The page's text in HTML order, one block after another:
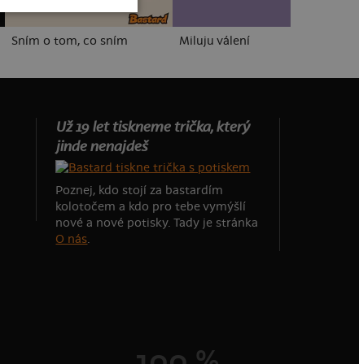
Sním o tom, co sním Miluju válení
Už 19 let tiskneme trička, který
jinde nenajdeš
Poznej, kdo stojí za bastardím
kolotočem a kdo pro tebe vymýšlí
nové a nové potisky. Tady je stránka
O nás.